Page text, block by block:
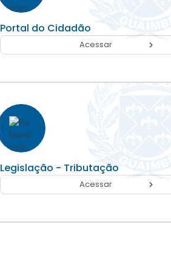
Portal do Cidadão
Acessar
Legislação - Tributação
Acessar